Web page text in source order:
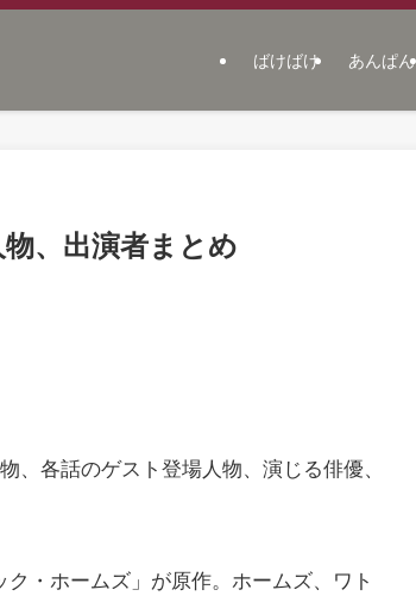
ばけばけ あんぱん
、出演者まとめ
、各話のゲスト登場人物、演じる俳優、
・ホームズ」が原作。ホームズ、ワト